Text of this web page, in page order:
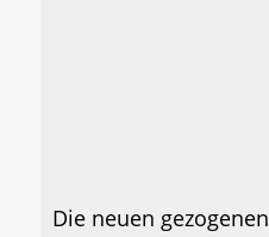
Die neuen gezogenen